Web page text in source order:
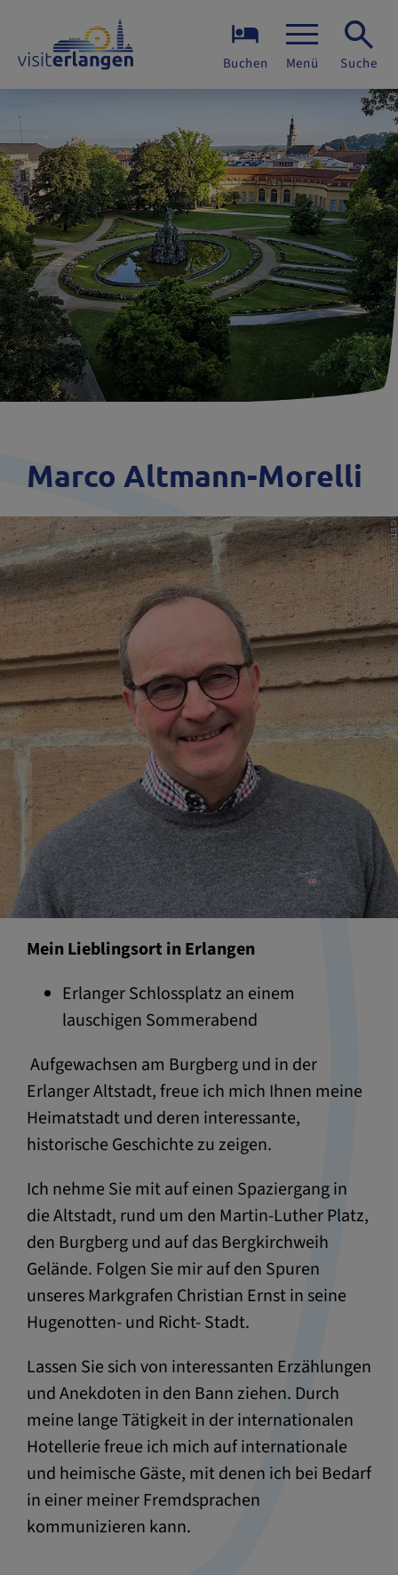
Buchen Menü Suche
Marco Altmann-Morelli
Mein Lieblingsort in Erlangen
Erlanger Schlossplatz an einem
lauschigen Sommerabend
Aufgewachsen am Burgberg und in der
Erlanger Altstadt, freue ich mich Ihnen meine
Heimatstadt und deren interessante,
historische Geschichte zu zeigen.
Ich nehme Sie mit auf einen Spaziergang in
die Altstadt, rund um den Martin-Luther Platz,
den Burgberg und auf das Bergkirchweih
Gelände. Folgen Sie mir auf den Spuren
unseres Markgrafen Christian Ernst in seine
Hugenotten- und Richt- Stadt.
Lassen Sie sich von interessanten Erzählungen
und Anekdoten in den Bann ziehen. Durch
meine lange Tätigkeit in der internationalen
Hotellerie freue ich mich auf internationale
und heimische Gäste, mit denen ich bei Bedarf
in einer meiner Fremdsprachen
kommunizieren kann.